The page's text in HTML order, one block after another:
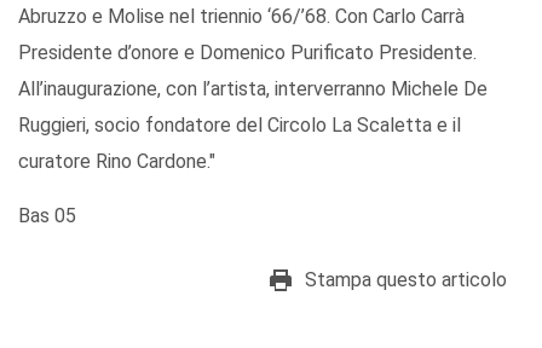
Abruzzo e Molise nel triennio ‘66/’68. Con Carlo Carrà
Presidente d’onore e Domenico Purificato Presidente.
All’inaugurazione, con l’artista, interverranno Michele De
Ruggieri, socio fondatore del Circolo La Scaletta e il
curatore Rino Cardone."
Bas 05
Stampa questo articolo